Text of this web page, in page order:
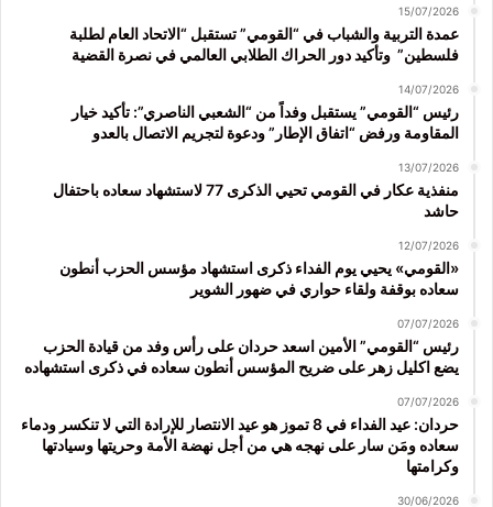
15/07/2026
عمدة التربية والشباب في “القومي” تستقبل “الاتحاد العام لطلبة
فلسطين” وتأكيد دور الحراك الطلابي العالمي في نصرة القضية
14/07/2026
رئيس “القومي” يستقبل وفداً من “الشعبي الناصري”: تأكيد خيار
المقاومة ورفض “اتفاق الإطار” ودعوة لتجريم الاتصال بالعدو
13/07/2026
منفذية عكار في القومي تحيي الذكرى 77 لاستشهاد سعاده باحتفال
حاشد
12/07/2026
«القومي» يحيي يوم الفداء ذكرى استشهاد مؤسس الحزب أنطون
سعاده بوقفة ولقاء حواري في ضهور الشوير
07/07/2026
رئيس “القومي” الأمين اسعد حردان على رأس وفد من قيادة الحزب
يضع اكليل زهر على ضريح المؤسس أنطون سعاده في ذكرى استشهاده
07/07/2026
حردان: عيد الفداء في 8 تموز هو عيد الانتصار للإرادة التي لا تنكسر ودماء
سعاده ومَن سار على نهجه هي من أجل نهضة الأمة وحريتها وسيادتها
وكرامتها
30/06/2026